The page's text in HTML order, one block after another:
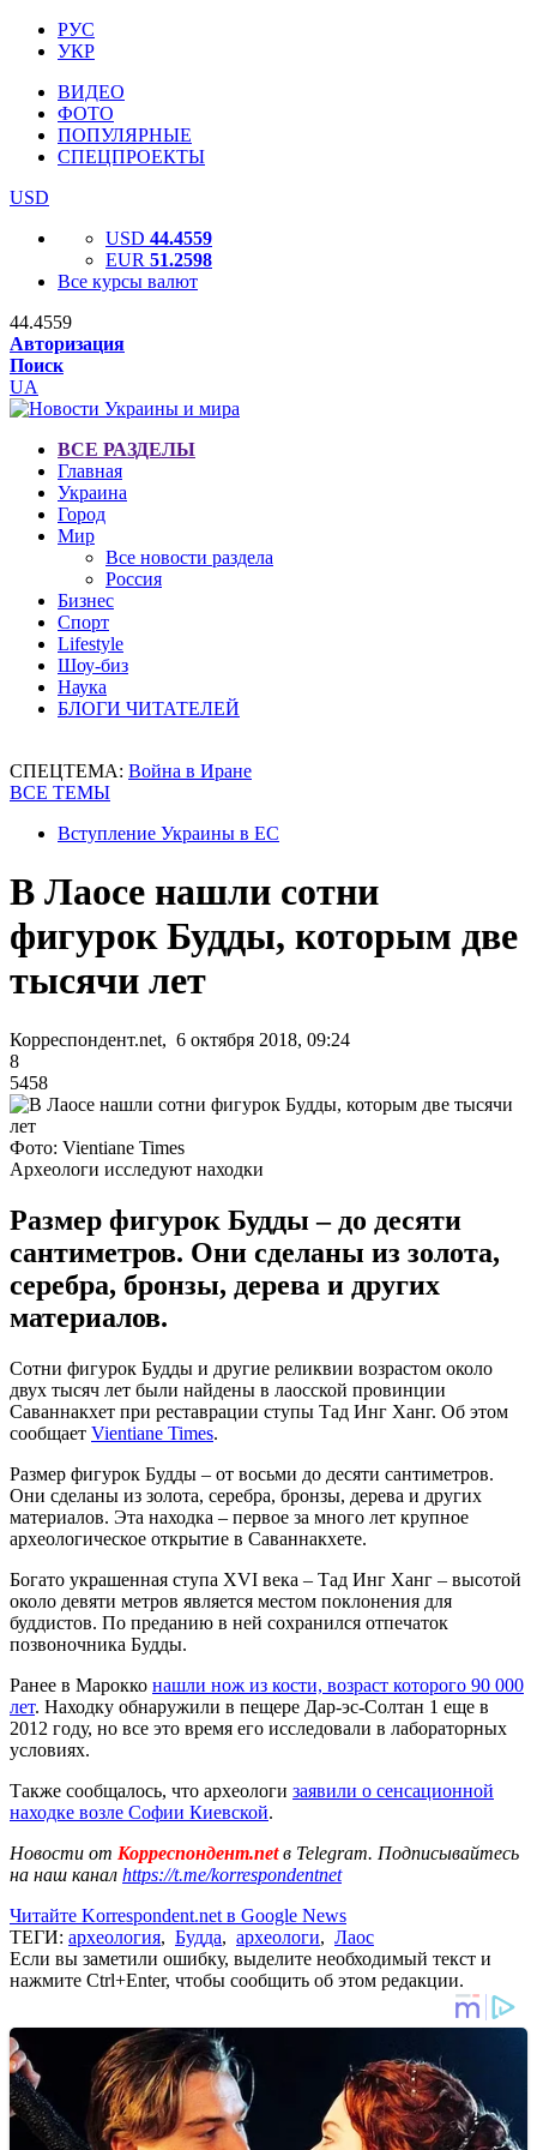
РУС
УКР
ВИДЕО
ФОТО
ПОПУЛЯРНЫЕ
СПЕЦПРОЕКТЫ
USD
USD 44.4559
EUR 51.2598
Все курсы валют
44.4559
Авторизация
Поиск
UA
ВСЕ РАЗДЕЛЫ
Главная
Украина
Город
Мир
Все новости раздела
Россия
Бизнес
Спорт
Lifestyle
Шоу-биз
Наука
БЛОГИ ЧИТАТЕЛЕЙ
СПЕЦТЕМА: Война в Иране
ВСЕ ТЕМЫ
Вступление Украины в ЕС
В Лаосе нашли сотни
фигурок Будды, которым две
тысячи лет
Корреспондент.net, 6 октября 2018, 09:24
8
5458
Фото: Vientiane Times
Археологи исследуют находки
Размер фигурок Будды – до десяти
сантиметров. Они сделаны из золота,
серебра, бронзы, дерева и других
материалов.
Сотни фигурок Будды и другие реликвии возрастом около
двух тысяч лет были найдены в лаосской провинции
Саваннакхет при реставрации ступы Тад Инг Ханг. Об этом
сообщает Vientiane Times.
Размер фигурок Будды – от восьми до десяти сантиметров.
Они сделаны из золота, серебра, бронзы, дерева и других
материалов. Эта находка – первое за много лет крупное
археологическое открытие в Саваннакхете.
Богато украшенная ступа XVI века – Тад Инг Ханг – высотой
около девяти метров является местом поклонения для
буддистов. По преданию в ней сохранился отпечаток
позвоночника Будды.
Ранее в Марокко нашли нож из кости, возраст которого 90 000
лет. Находку обнаружили в пещере Дар-эс-Солтан 1 еще в
2012 году, но все это время его исследовали в лабораторных
условиях.
Также сообщалось, что археологи заявили о сенсационной
находке возле Софии Киевской.
Новости от Корреспондент.netв Telegram. Подписывайтесь
на наш канал https://t.me/korrespondentnet
Читайте Korrespondent.net в Google News
ТЕГИ: археология, Будда, археологи, Лаос
Если вы заметили ошибку, выделите необходимый текст и
нажмите Ctrl+Enter, чтобы сообщить об этом редакции.